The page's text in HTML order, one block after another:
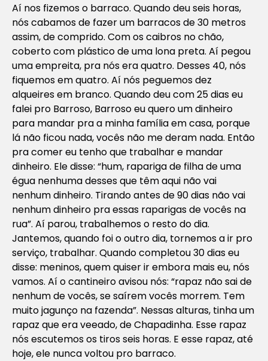
Aí nos fizemos o barraco. Quando deu seis horas,
nós cabamos de fazer um barracos de 30 metros
assim, de comprido. Com os caibros no chão,
coberto com plástico de uma lona preta. Aí pegou
uma empreita, pra nós era quatro. Desses 40, nós
fiquemos em quatro. Aí nós peguemos dez
alqueires em branco. Quando deu com 25 dias eu
falei pro Barroso, Barroso eu quero um dinheiro
para mandar pra a minha família em casa, porque
lá não ficou nada, vocês não me deram nada. Então
pra comer eu tenho que trabalhar e mandar
dinheiro. Ele disse: “hum, rapariga de filha de uma
égua nenhuma desses que têm aqui não vai
nenhum dinheiro. Tirando antes de 90 dias não vai
nenhum dinheiro pra essas raparigas de vocês na
rua”. Aí parou, trabalhemos o resto do dia.
Jantemos, quando foi o outro dia, tornemos a ir pro
serviço, trabalhar. Quando completou 30 dias eu
disse: meninos, quem quiser ir embora mais eu, nós
vamos. Aí o cantineiro avisou nós: “rapaz não sai de
nenhum de vocês, se saírem vocês morrem. Tem
muito jagunço na fazenda”. Nessas alturas, tinha um
rapaz que era veeado, de Chapadinha. Esse rapaz
nós escutemos os tiros seis horas. E esse rapaz, até
hoje, ele nunca voltou pro barraco.